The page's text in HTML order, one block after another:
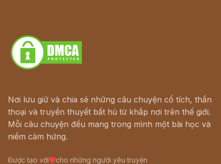
Nơi lưu giữ và chia sẻ những câu chuyện cổ tích, thần
thoại và truyền thuyết bất hủ từ khắp nơi trên thế giới.
Mỗi câu chuyện đều mang trong mình một bài học và
niềm cảm hứng.
Được tạo với cho những người yêu truyện